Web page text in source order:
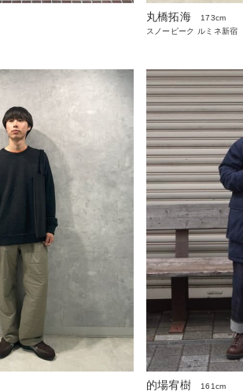
丸橋拓海
173cm
スノーピーク ルミネ新宿
的場宥樹
161cm